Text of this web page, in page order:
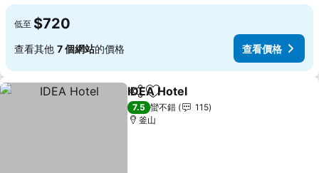
低至 $720
查看其他 7 個網站的價格 查看價格
分享 加入我的最愛
IDEA Hotel
7.5 蠻不錯
115
釜山